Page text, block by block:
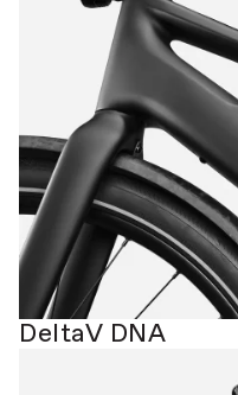
DeltaV DNA